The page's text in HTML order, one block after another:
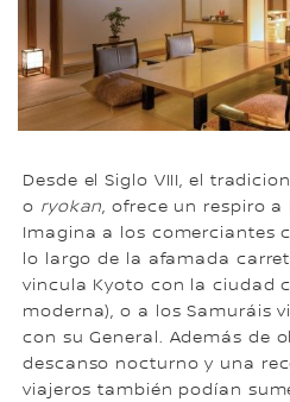
Desde el Siglo VIII, el
o ryokan, ofrece un respiro
Imagina a los comerciantes
lo largo de la afamada
vincula Kyoto con la ciudad
moderna), o a los Samuráis
con su General. Además de
descanso nocturno y una
viajeros también podían